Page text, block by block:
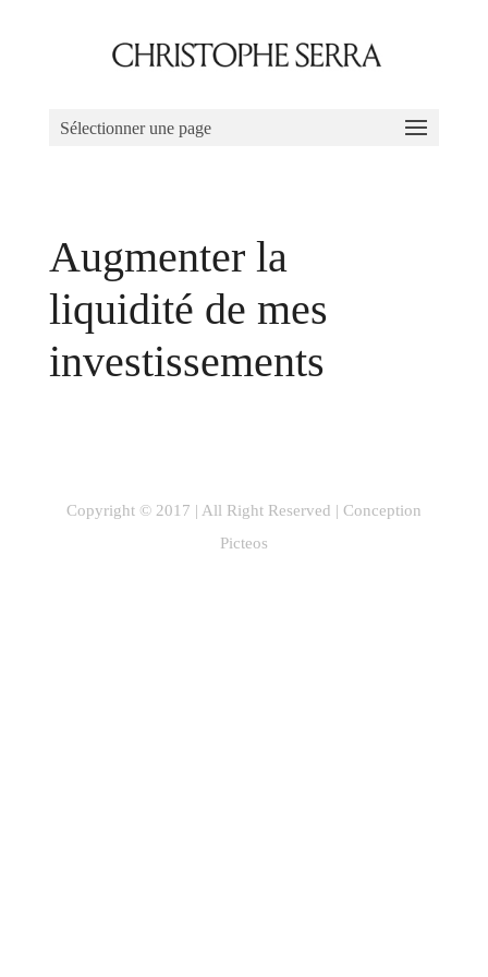
Sélectionner une page
Augmenter la
liquidité de mes
investissements
Copyright © 2017 | All Right Reserved | Conception
Picteos